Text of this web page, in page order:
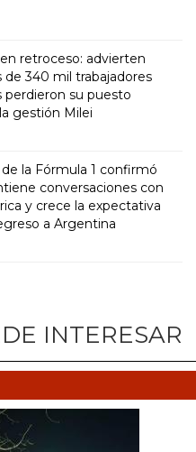
retroceso: advierten
de 340 mil trabajadores
perdieron su puesto
gestión Milei
la Fórmula 1 confirmó
conversaciones con
y crece la expectativa
a Argentina
INTERESAR